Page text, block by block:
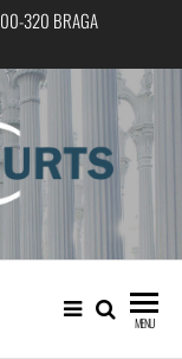
320 BRAGA
cultural na
portuguesa
MENU